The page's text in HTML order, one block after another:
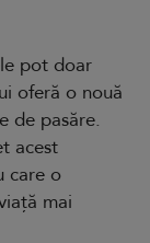
pot doar
oferă o nouă
de pasăre.
acest
care o
mai